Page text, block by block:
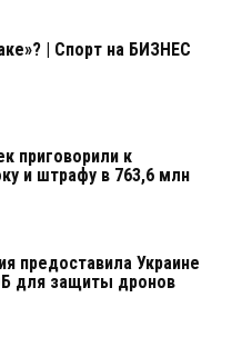
| Спорт на БИЗНЕС
приговорили к
и штрафу в 763,6 млн
предоставила Украине
для защиты дронов